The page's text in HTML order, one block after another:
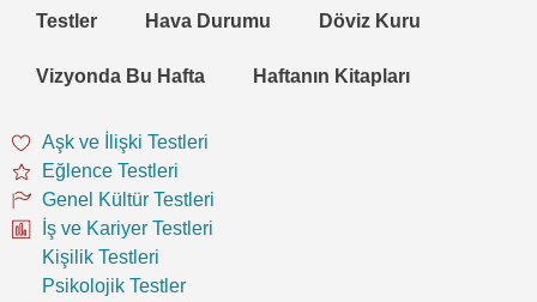
Testler Hava Durumu Döviz Kuru
Vizyonda Bu Hafta Haftanın Kitapları
Aşk ve İlişki Testleri
Eğlence Testleri
Genel Kültür Testleri
İş ve Kariyer Testleri
Kişilik Testleri
Psikolojik Testler